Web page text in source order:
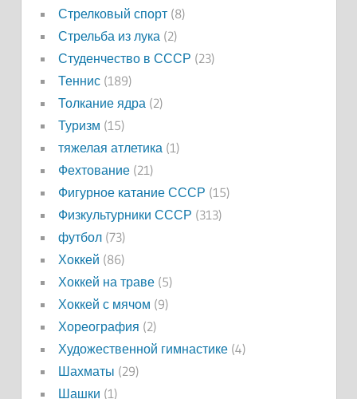
Стрелковый спорт(8)
Стрельба из лука (2)
Студенчество в СССР (23)
Теннис(189)
Толкание ядра (2)
Туризм (15)
тяжелая атлетика (1)
Фехтование(21)
Фигурное катание СССР (15)
Физкультурники СССР (313)
футбол(73)
Хоккей (86)
Хоккей на траве(5)
Хоккей с мячом (9)
Хореография (2)
Художественной гимнастике(4)
Шахматы (29)
Шашки (1)